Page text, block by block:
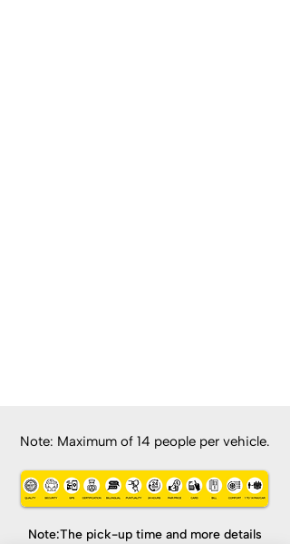
Note: Maximum of 14 people per vehicle.
Note:The pick-up time and more details